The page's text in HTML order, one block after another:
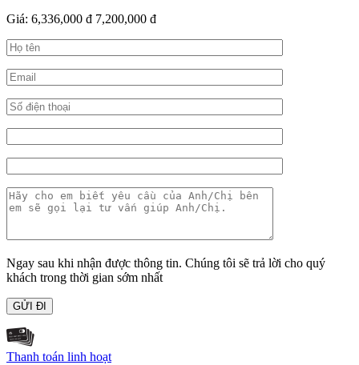
Giá: 6,336,000 đ 7,200,000 đ
Ngay sau khi nhận được thông tin. Chúng tôi sẽ trả lời cho quý
khách trong thời gian sớm nhất
Thanh toán linh hoạt